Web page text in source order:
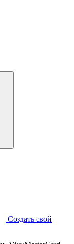
Создать свой